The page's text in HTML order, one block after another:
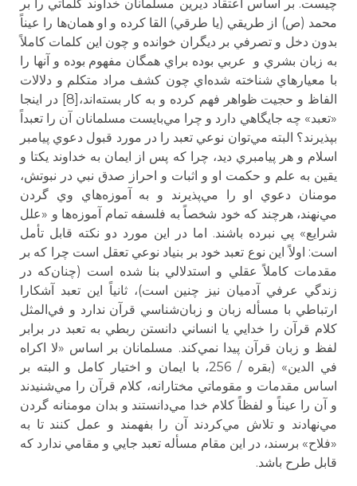
چيست. بر اساس اعتقاد ديرين مسلمانان خداوند كلماتي را بر
محمد (ص) از طريقي (يا طرقي) القا كرده و او همان‌ها را عيناً
بدون دخل و تصرفي بر ديگران خوانده و چون اين كلمات كاملاً
به زبان بشري و عربي بوده براي همگان مفهوم بوده و آنها را
با معيارهاي شناخته شده‌اي چون كشف مراد متكلم و دلالات
الفاظ و حجيت ظواهر فهم كرده و به كار بسته‌اند،[8] در اينجا
«تعبد» چه جايگاهي دارد و چرا مي‌بايست مسلمانان آن را تعبداً
بپذيرند؟ البته مي‌توان نوعي تعبد را در مورد قبول دعوي پيامبر
اسلام و هر پيامبري ديد، چرا كه پس از ايمان به خداوند يكتا و
يقين به علم و حكمت او و اثبات و احراز صدق نبي در نبوتش،
مومنان دعوي او را مي‌پذيرند و به آموزه‌هاي وي گردن
مي‌نهند، هرچند كه خود شخصاً به فلسفه تمام آموزه‌ها و «علل
شرايع» پي نبرده باشند. اما در اين مورد دو نكته قابل تأمل
است: اولاً اين نوع تعبد خود بر بنياد نوعي تعقل است چرا كه بر
مقدمات كاملاً عقلي و استدلالي بنا شده است (چنان‌كه در
زندگي عرفي آدميان نيز چنين است)، ثانياً اين تعبد آشكارا
ارتباطي با مسأله زبان و زبان‌شناسي قرآن ندارد و في‌المثل
كلام قرآن را خدايي يا انساني دانستن ربطي به تعبد در برابر
لفظ و زبان قرآن پيدا نمي‌كند. مسلمانان بر اساس «لا اكراه
في الدين» (بقره / 256، با ايمان و اختيار كامل و البته بر
اساس مقدمات و مقوماتي مختارانه، كلام قرآن را مي‌شنيدند
و آن را عيناً و لفظاً كلام خدا مي‌دانستند و بدان مومنانه گردن
مي‌نهادند و تلاش مي‌كردند آن را بفهمند و عمل كنند تا به
«فلاح» برسند، در اين مقام مسأله تعبد جايي و مقامي ندارد كه
قابل طرح باشد.